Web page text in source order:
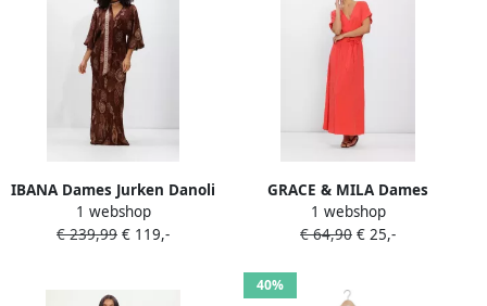
IBANA Dames Jurken Danoli
Shell Bruin
1 webshop
€ 239,99 € 119,-
GRACE & MILA Dames
Jurken Ss26110005 Rood
1 webshop
€ 64,90 € 25,-
40%